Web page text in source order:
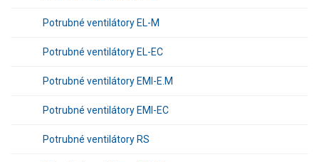
Potrubné ventilátory EL-M
Potrubné ventilátory EL-EC
Potrubné ventilátory EMI-E.M
Potrubné ventilátory EMI-EC
Potrubné ventilátory RS